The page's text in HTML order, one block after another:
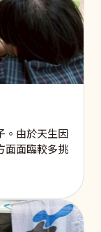
。由於天生因
面面臨較多挑